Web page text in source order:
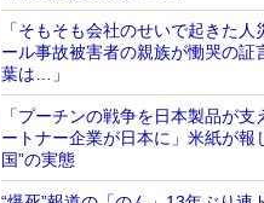
「そもそも会社のせいで起きた
ール事故被害者の親族が慟哭の
葉は…」
「プーチンの戦争を日本製品が
ートナー企業が日本に」米紙が報
国”の実態